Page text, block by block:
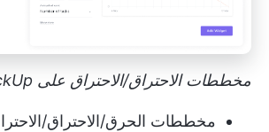
مخططات الاحتراق/الاحتراق على ClickUp
مخططات الحرق/الاحتراق/